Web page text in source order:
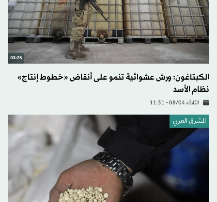
03:26
الكبتاغون: ورش عشوائية تنمو على أنقاض «خطوط إنتاج»
نظام الأسد
الثلاثاء 08/04 - 11:31
المشرق العربي